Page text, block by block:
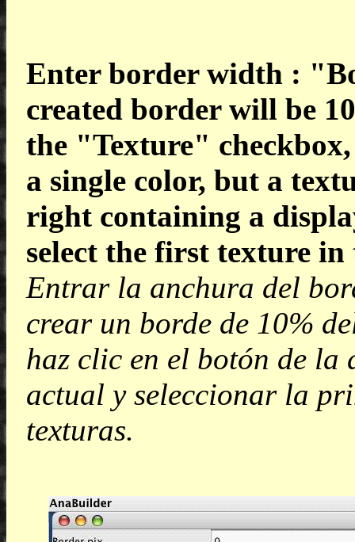
Enter border width :
created border will be
the "Texture"
a single color, but a
right containing a
select the first texture
Entrar la anchura del
crear un borde de 10%
haz clic en el botón de la
actual y seleccionar la
texturas.